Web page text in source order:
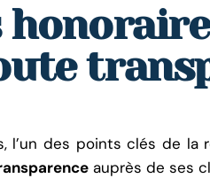
l’un des points clés de
auprès de ses